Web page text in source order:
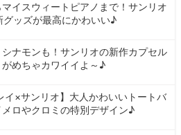
イスウィートピアノまで！サンリオ
グッズが最高にかわいい♪
ナモンも！サンリオの新作カプセル
がめちゃカワイイよ～♪
イ×サンリオ】大人かわいいトートバ
ロやクロミの特別デザイン♪